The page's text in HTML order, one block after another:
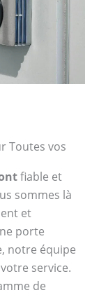
Toutes vos
fiable et
sommes là
et
porte
notre équipe
service.
de